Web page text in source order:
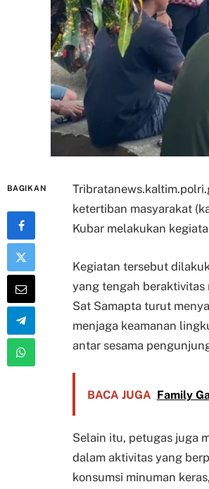
BAGIKAN
ketertiban masyarakat
Kubar melakukan
Kegiatan tersebut
yang tengah beraktivitas
Sat Samapta turut
menjaga keamanan
antar sesama
BACA JUGA Family
Selain itu, petugas juga
dalam aktivitas yang
konsumsi minuman